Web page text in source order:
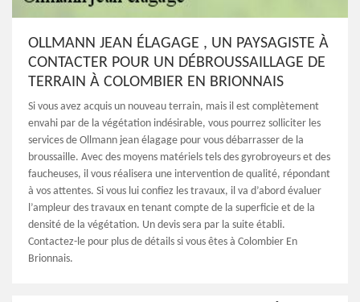
OLLMANN JEAN ÉLAGAGE , UN PAYSAGISTE À
CONTACTER POUR UN DÉBROUSSAILLAGE DE
TERRAIN À COLOMBIER EN BRIONNAIS
Si vous avez acquis un nouveau terrain, mais il est complètement
envahi par de la végétation indésirable, vous pourrez solliciter les
services de Ollmann jean élagage pour vous débarrasser de la
broussaille. Avec des moyens matériels tels des gyrobroyeurs et des
faucheuses, il vous réalisera une intervention de qualité, répondant
à vos attentes. Si vous lui confiez les travaux, il va d’abord évaluer
l’ampleur des travaux en tenant compte de la superficie et de la
densité de la végétation. Un devis sera par la suite établi.
Contactez-le pour plus de détails si vous êtes à Colombier En
Brionnais.